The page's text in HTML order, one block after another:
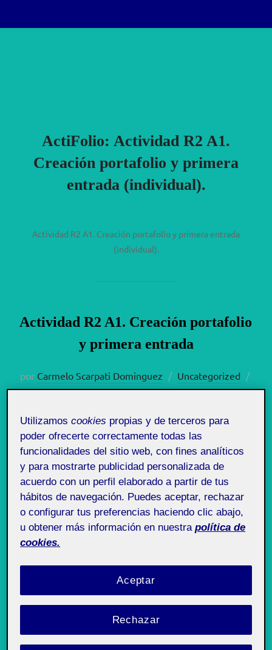
ActiFolio: Actividad R2 A1.
Creación portafolio y primera
entrada (individual).
Actividad R2 A1. Creación portafolio y primera entrada
(individual).
Actividad R2 A1. Creación portafolio
y primera entrada
por Carmelo Scarpati Dominguez Uncategorized
el
1 noviembre, 2025 Sin comentarios
20.105 - Recursos y
comunidades digitales -
Aula 1
Pública
Hola a todos! éstas son las imágenes recopiladas
relacionadas al diseño ético.
Utilizamoscookies propias y de terceros para
poder ofrecerte correctamente todas las
funcionalidades del sitio web, con fines analíticos
y para mostrarte publicidad personalizada de
acuerdo con un perfil elaborado a partir de tus
hábitos de navegación. Puedes aceptar, rechazar
o configurar tus preferencias haciendo clic abajo,
u obtener más información en nuestra política de
cookies.
Rechazar
Aceptar